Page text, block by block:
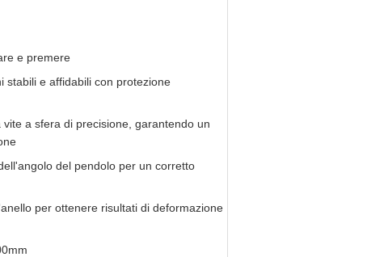
e premere
stabili e affidabili con protezione
a sfera di precisione, garantendo un
del pendolo per un corretto
per ottenere risultati di deformazione